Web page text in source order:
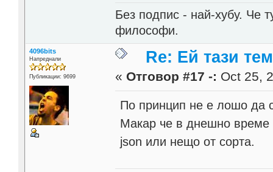
Без подпис - най-хубу. Че
философи.
4096bits
Напреднали
Публикации: 9699
Re: Ей тази
« Отговор #17 -: Oct 25,
По принцип не е лошо да
Макар че в днешно време
json или нещо от сорта.